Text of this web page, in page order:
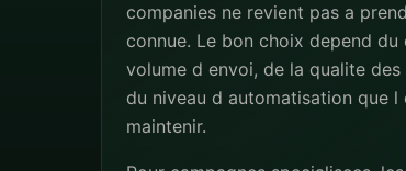
companies ne revient pas a
connue. Le bon choix depend
volume d envoi, de la qualite
du niveau d automatisation que
maintenir.